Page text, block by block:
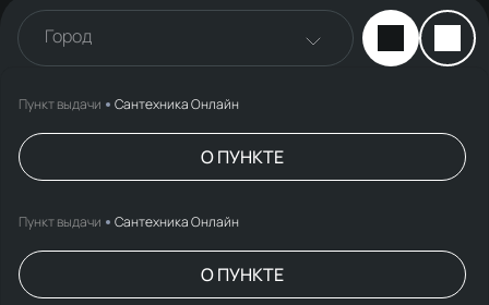
Город
Пункт выдачи Сантехника Онлайн
О ПУНКТЕ
Пункт выдачи Сантехника Онлайн
О ПУНКТЕ